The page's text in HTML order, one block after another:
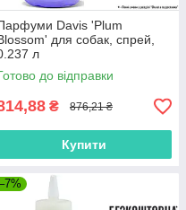
Davis 'Plum
для собак, спрей,
л
до відправки
₴ 876,21 ₴
Купити